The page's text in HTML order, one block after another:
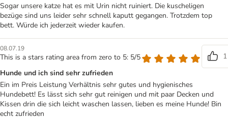
Sogar unsere katze hat es mit Urin nicht ruiniert. Die kuscheligen
bezüge sind uns leider sehr schnell kaputt gegangen. Trotzdem top
bett. Würde ich jederzeit wieder kaufen.
08.07.19
This is a stars rating area from zero to 5: 5/5
1
Hunde und ich sind sehr zufrieden
Ein im Preis Leistung Verhältnis sehr gutes und hygienisches
Hundebett! Es lässt sich sehr gut reinigen und mit paar Decken und
Kissen drin die sich leicht waschen lassen, lieben es meine Hunde! Bin
echt zufrieden